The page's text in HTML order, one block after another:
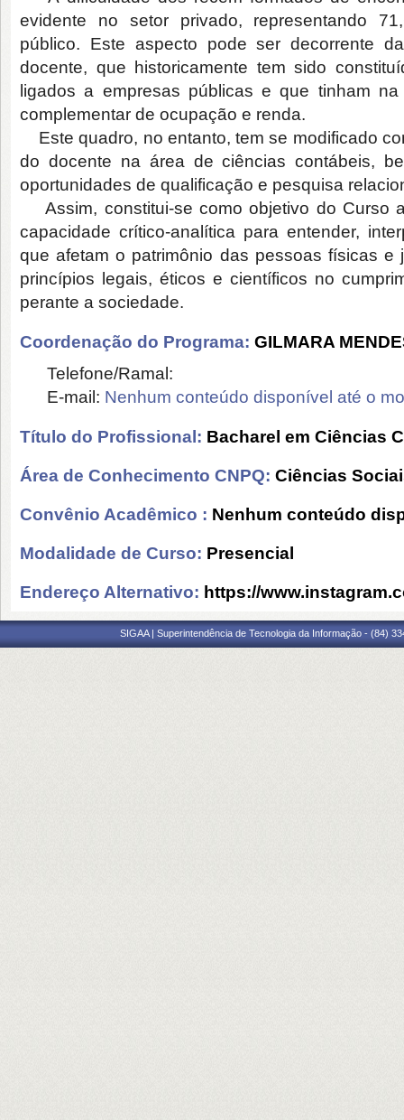
evidente no setor privado, representando
público. Este aspecto pode ser decorrente
docente, que historicamente tem sido
ligados a empresas públicas e que tinham
complementar de ocupação e renda.
Este quadro, no entanto, tem se modificado
do docente na área de ciências contábeis,
oportunidades de qualificação e pesquisa
Assim, constitui-se como objetivo do Curso
capacidade crítico-analítica para entender,
que afetam o patrimônio das pessoas físicas e
princípios legais, éticos e científicos no
perante a sociedade.
Coordenação do Programa: GILMARA
Telefone/Ramal:
E-mail: Nenhum conteúdo disponível até o
Título do Profissional: Bacharel em Ciências
Área de Conhecimento CNPQ: Ciências
Convênio Acadêmico : Nenhum conteúdo
Modalidade de Curso: Presencial
Endereço Alternativo: https://
SIGAA | Superintendência de Tecnologia da Informação - (84)